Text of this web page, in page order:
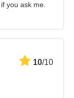
you ask me.
10/10